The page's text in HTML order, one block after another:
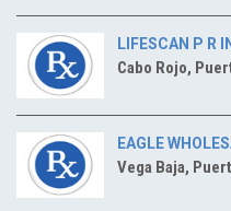
LIFESCAN P R
Cabo Rojo,
EAGLE
Vega Baja,